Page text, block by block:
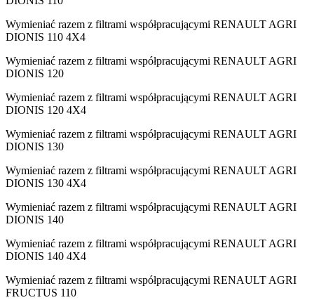
Wymieniać razem z filtrami współpracującymi RENAULT AGRI
DIONIS 110 4X4
Wymieniać razem z filtrami współpracującymi RENAULT AGRI
DIONIS 120
Wymieniać razem z filtrami współpracującymi RENAULT AGRI
DIONIS 120 4X4
Wymieniać razem z filtrami współpracującymi RENAULT AGRI
DIONIS 130
Wymieniać razem z filtrami współpracującymi RENAULT AGRI
DIONIS 130 4X4
Wymieniać razem z filtrami współpracującymi RENAULT AGRI
DIONIS 140
Wymieniać razem z filtrami współpracującymi RENAULT AGRI
DIONIS 140 4X4
Wymieniać razem z filtrami współpracującymi RENAULT AGRI
FRUCTUS 110